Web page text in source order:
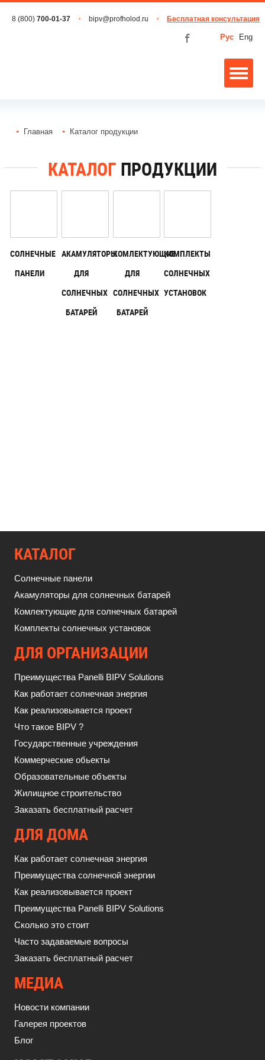
8 (800)700-01-37 bipv@profholod.ru Бесплатная консультация
Рус Eng
Главная Каталог продукции
КАТАЛОГ ПРОДУКЦИИ
СОЛНЕЧНЫЕ
ПАНЕЛИ
АКАМУЛЯТОРЫ
ДЛЯ
СОЛНЕЧНЫХ
БАТАРЕЙ
КОМЛЕКТУЮЩИЕ
ДЛЯ
СОЛНЕЧНЫХ
БАТАРЕЙ
КОМПЛЕКТЫ
СОЛНЕЧНЫХ
УСТАНОВОК
КАТАЛОГ
Солнечные панели
Акамуляторы для солнечных батарей
Комлектующие для солнечных батарей
Комплекты солнечных установок
ДЛЯ ОРГАНИЗАЦИИ
Преимущества Panelli BIPV Solutions
Как работает солнечная энергия
Как реализовывается проект
Что такое BIPV ?
Государственные учреждения
Коммерческие обьекты
Образовательные объекты
Жилищное строительство
Заказать бесплатный расчет
ДЛЯ ДОМА
Как работает солнечная энергия
Преимущества солнечной энергии
Как реализовывается проект
Преимущества Panelli BIPV Solutions
Сколько это стоит
Часто задаваемые вопросы
Заказать бесплатный расчет
МЕДИА
Новости компании
Галерея проектов
Блог